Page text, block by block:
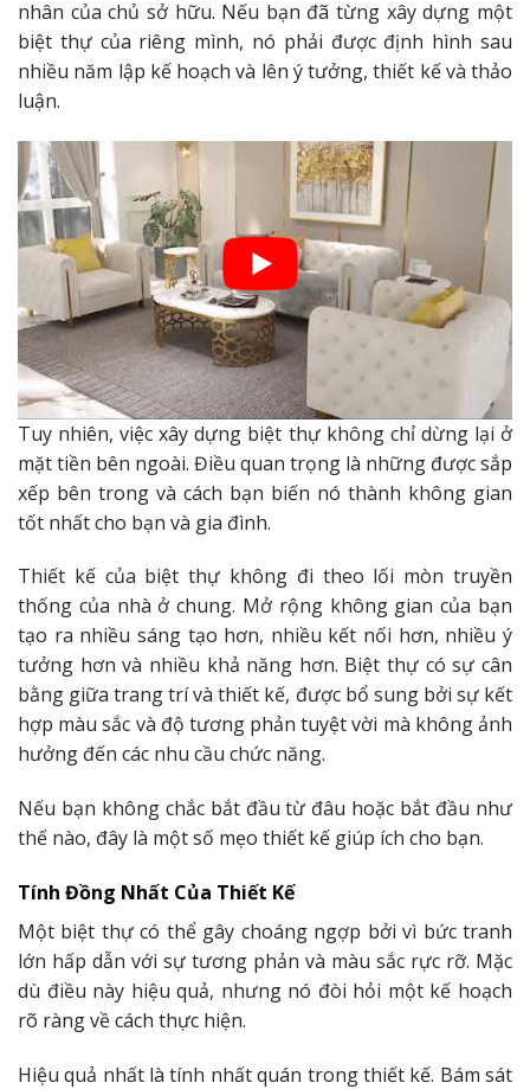
nhân của chủ sở hữu. Nếu bạn đã từng xây dựng một
biệt thự của riêng mình, nó phải được định hình sau
nhiều năm lập kế hoạch và lên ý tưởng, thiết kế và thảo
luận.
Tuy nhiên, việc xây dựng biệt thự không chỉ dừng lại ở
mặt tiền bên ngoài. Điều quan trọng là những được sắp
xếp bên trong và cách bạn biến nó thành không gian
tốt nhất cho bạn và gia đình.
Thiết kế của biệt thự không đi theo lối mòn truyền
thống của nhà ở chung. Mở rộng không gian của bạn
tạo ra nhiều sáng tạo hơn, nhiều kết nối hơn, nhiều ý
tưởng hơn và nhiều khả năng hơn. Biệt thự có sự cân
bằng giữa trang trí và thiết kế, được bổ sung bởi sự kết
hợp màu sắc và độ tương phản tuyệt vời mà không ảnh
hưởng đến các nhu cầu chức năng.
Nếu bạn không chắc bắt đầu từ đâu hoặc bắt đầu như
thế nào, đây là một số mẹo thiết kế giúp ích cho bạn.
Tính Đồng Nhất Của Thiết Kế
Một biệt thự có thể gây choáng ngợp bởi vì bức tranh
lớn hấp dẫn với sự tương phản và màu sắc rực rỡ. Mặc
dù điều này hiệu quả, nhưng nó đòi hỏi một kế hoạch
rõ ràng về cách thực hiện.
Hiệu quả nhất là tính nhất quán trong thiết kế. Bám sát